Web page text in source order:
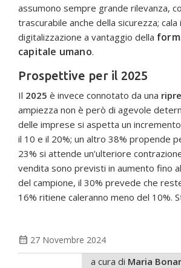
assumono sempre grande rilevanza,
trascurabile anche della sicurezza; cala
digitalizzazione a vantaggio della
capitale umano.
Prospettive per il 2025
Il 2025 è invece connotato da una
ampiezza non è però di agevole
delle imprese si aspetta un
il 10 e il 20%; un altro 38% propende
23% si attende un’ulteriore
vendita sono previsti in aumento fino
del campione, il 30% prevede che
16% ritiene caleranno meno del 10%.
calendar_month 27 Novembre 2024
a cura di Maria